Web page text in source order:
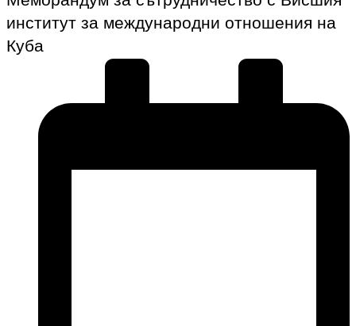
институт за международни отношения на
Куба